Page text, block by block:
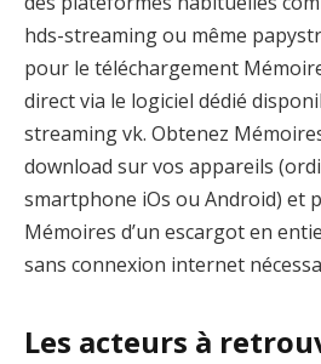
hds-streaming ou même
pour le téléchargement
direct via le logiciel dédié
streaming vk. Obtenez
download sur vos appareils
smartphone iOs ou Android) et
Mémoires d’un escargot en
sans connexion internet
Les acteurs à